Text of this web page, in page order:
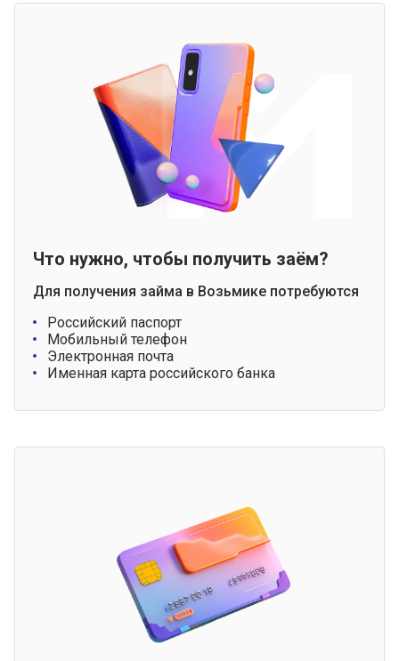
Что нужно, чтобы получить заём?
Для получения займа в Возьмике потребуются
Российский паспорт
Мобильный телефон
Электронная почта
Именная карта российского банка